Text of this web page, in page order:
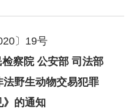
〕19号
察院 公安部 司法部
野生动物交易犯罪
》的通知